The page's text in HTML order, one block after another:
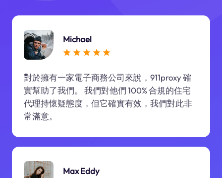
Michael
對於擁有一家電子商務公司來說，911proxy 確
實幫助了我們。 我們對他們 100% 合規的住宅
代理持懷疑態度，但它確實有效，我們對此非
常滿意。
Max Eddy